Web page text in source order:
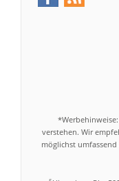
verstehen. Wir
möglichst